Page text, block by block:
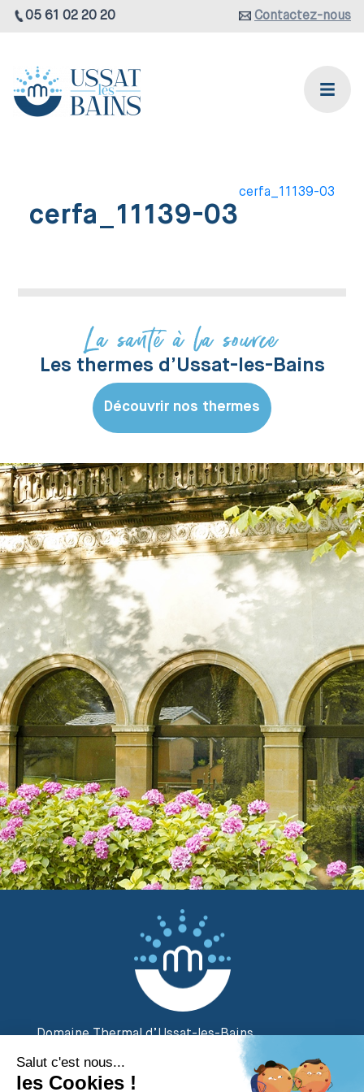
05 61 02 20 20 Contactez-nous
cerfa_11139-03
cerfa_11139-03
La santé à la source
Les thermes d’Ussat-les-Bains
Découvrir nos thermes
Domaine Thermal d’Ussat-les-Bains
09400 Ornolac Ussat-les-Bains